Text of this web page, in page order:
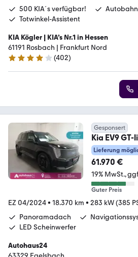
500 KIA´s verfügbar!
Totwinkel-Assistent
KIA Kögler | KIA’s Nr.1 in Hessen
61191 Rosbach | Frankfurt Nord
4.2 Sterne
(402)
Gesponsert
Kia EV9
Lieferung
61.970 €
19% MwSt.
Guter Preis
EZ 04/2024• 18.370 km • 283 kW (385
Panoramadach
LED Scheinwerfer
Autohaus24